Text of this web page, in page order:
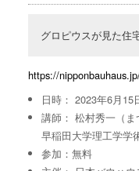
グロピウスが見た住
https://
日時： 2023年6月15
講師： 松村秀一（
早稲田大学理工学学
参加：無料